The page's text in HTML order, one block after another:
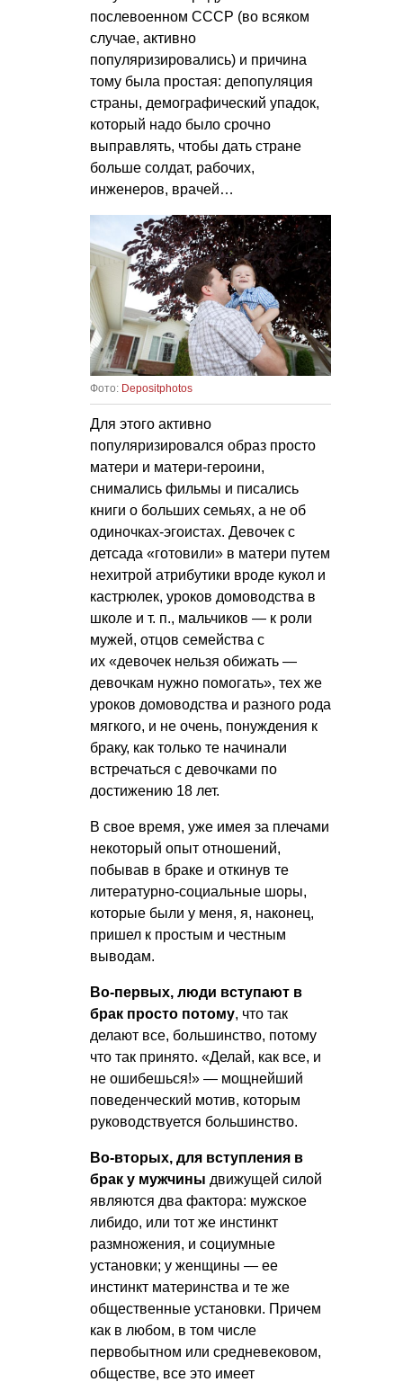
послевоенном СССР (во всяком
случае, активно
популяризировались) и причина
тому была простая: депопуляция
страны, демографический упадок,
который надо было срочно
выправлять, чтобы дать стране
больше солдат, рабочих,
инженеров, врачей…
Фото: Depositphotos
Для этого активно
популяризировался образ просто
матери и матери-героини,
снимались фильмы и писались
книги о больших семьях, а не об
одиночках-эгоистах. Девочек с
детсада «готовили» в матери путем
нехитрой атрибутики вроде кукол и
кастрюлек, уроков домоводства в
школе и т. п., мальчиков — к роли
мужей, отцов семейства с
их «девочек нельзя обижать —
девочкам нужно помогать», тех же
уроков домоводства и разного рода
мягкого, и не очень, понуждения к
браку, как только те начинали
встречаться с девочками по
достижению 18 лет.
В свое время, уже имея за плечами
некоторый опыт отношений,
побывав в браке и откинув те
литературно-социальные шоры,
которые были у меня, я, наконец,
пришел к простым и честным
выводам.
Во-первых, люди вступают в
брак просто потому, что так
делают все, большинство, потому
что так принято. «Делай, как все, и
не ошибешься!» — мощнейший
поведенческий мотив, которым
руководствуется большинство.
Во-вторых, для вступления в
брак у мужчины движущей силой
являются два фактора: мужское
либидо, или тот же инстинкт
размножения, и социумные
установки; у женщины — ее
инстинкт материнства и те же
общественные установки. Причем
как в любом, в том числе
первобытном или средневековом,
обществе, все это имеет